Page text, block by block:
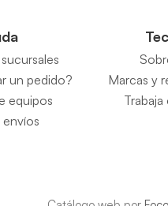
un pedido?
equipos
envíos
Marcas y